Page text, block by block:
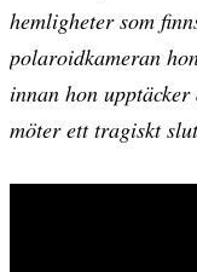
hemligheter som
polaroidkameran
innan hon
möter ett tragiskt slut